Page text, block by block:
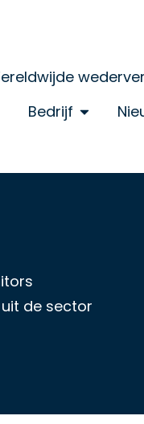
Bedrijf
de sector